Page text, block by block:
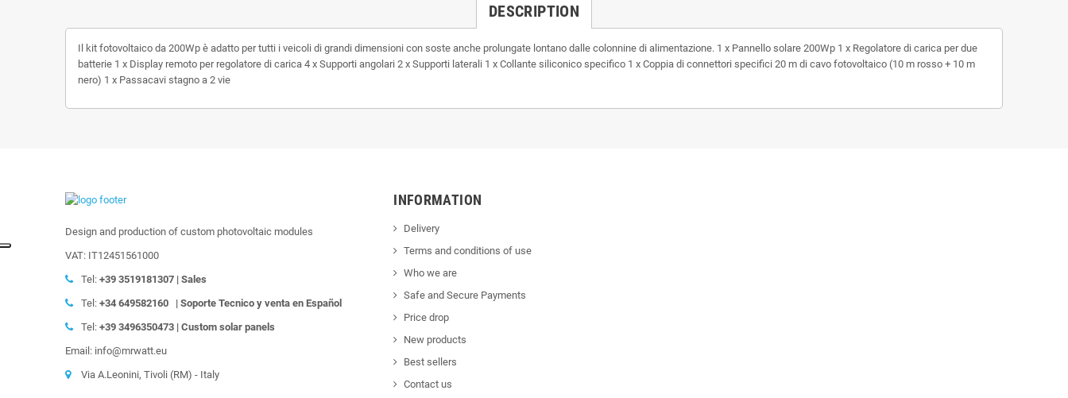
DESCRIPTION
Il kit fotovoltaico da 200Wp è adatto per tutti i veicoli di grandi dimensioni con soste anche prolungate lontano dalle colonnine di alimentazione. 1 x Pannello solare 200Wp 1 x Regolatore di carica per due
batterie 1 x Display remoto per regolatore di carica 4 x Supporti angolari 2 x Supporti laterali 1 x Collante siliconico specifico 1 x Coppia di connettori specifici 20 m di cavo fotovoltaico (10 m rosso + 10 m
nero) 1 x Passacavi stagno a 2 vie
Design and production of custom photovoltaic modules
VAT: IT12451561000
Tel: +39 3519181307 | Sales
Tel: +34 649582160 | Soporte Tecnico y venta en Español
Tel: +39 3496350473 | Custom solar panels
Email: info@mrwatt.eu
Via A.Leonini, Tivoli (RM) - Italy
INFORMATION
Delivery
Terms and conditions of use
Who we are
Safe and Secure Payments
Price drop
New products
Best sellers
Contact us